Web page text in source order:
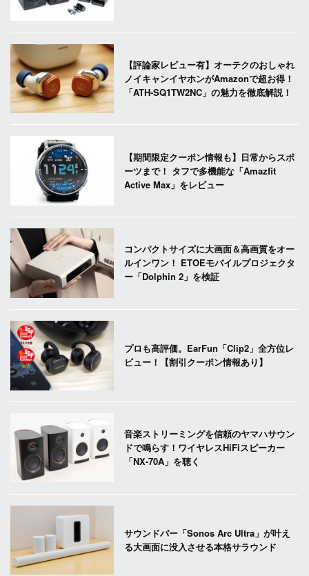
【評論家レビュー有】オーテクのおしゃれ
ノイキャンイヤホンがAmazonで超お得！
「ATH-SQ1TW2NC」の魅力を徹底解説！
【期間限定クーポン情報も】日常からスポ
ーツまで！ タフで多機能な「Amazfit
Active Max」をレビュー
コンパクトサイズに大画面＆高画質をオー
ルインワン！ ETOEモバイルプロジェクタ
ー「Dolphin 2」を検証
プロも高評価。EarFun「Clip2」全方位レ
ビュー！【割引クーポン情報あり】
音楽ストリーミングを信頼のヤマハサウン
ドで鳴らす！ワイヤレスHiFiスピーカー
「NX-70A」を聴く
サウンドバー「Sonos Arc Ultra」が叶え
る大画面に没入させる本格サラウンド